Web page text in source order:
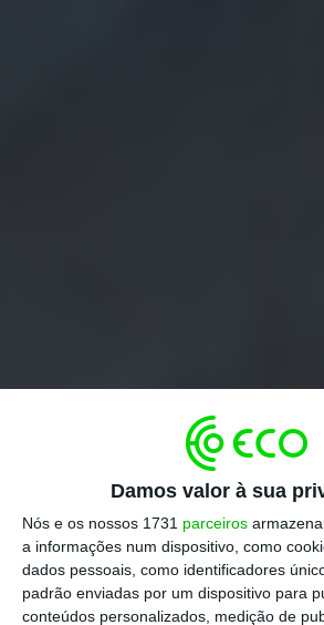
Damos valor à sua
Nós e os nossos 1731 parceiros
a informações num dispositivo, como
dados pessoais, como identificadores
padrão enviadas por um dispositivo para
conteúdos personalizados, medição de